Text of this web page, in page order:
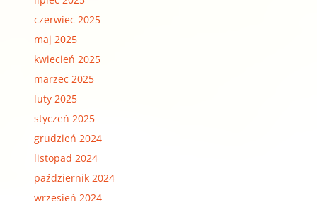
czerwiec 2025
maj 2025
kwiecień 2025
marzec 2025
luty 2025
styczeń 2025
grudzień 2024
listopad 2024
październik 2024
wrzesień 2024